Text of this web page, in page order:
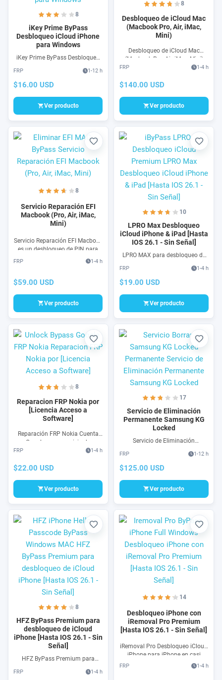
8
iKey Prime ByPass
Desbloqueo iCloud iPhone
para Windows
iKey Prime ByPass Desbloqueo
Windows. Unlock iPhone & iPad
con iKeyPrime Tools para
FRP 1-12 h
$16.00 USD
Ver producto
8
Desbloqueo de iCloud Mac
(Macbook Pro, Air, iMac,
Mini)
Desbloqueo de iCloud Mac
(Macbook Pro, Air, iMac, Mini)
con software para cuentas
pantalla Hello para Mac 100%
FRP 1-4 h
$140.00 USD
Ver producto
Favorito
8
Servicio Reparación EFI
Macbook (Pro, Air, iMac,
Mini)
Servicio Reparación EFI Macbook
es un desbloqueo de PIN para
Mac o Firmware Password
FRP 1-4 h
$59.00 USD
Ver producto
10
LPRO Max Desbloqueo
iCloud iPhone & iPad [Hasta
IOS 26.1 - Sin Señal]
LPRO MAX para desbloqueo de
IOS al día de hoy. Este servicio
desbloquea tu iCloud de iPhone
FRP 1-4 h
$19.00 USD
Ver producto
Favorito
8
Reparacion FRP Nokia por
[Licencia Acceso a
Software]
Reparación FRP Nokia Cuenta
Google es un servicio de
desbloqueo de cuenta Google
software, elimina la Google
FRP 1-4 h
$22.00 USD
Ver producto
17
Servicio de Eliminación
Permanente Samsung KG
Locked
Servicio de Eliminación
Locked es un metodo para
eliminar un tipo de bloqueo
FRP 1-12 h
$125.00 USD
Ver producto
Favorito
8
HFZ ByPass Premium para
desbloqueo de iCloud
iPhone [Hasta IOS 26.1 - Sin
Señal]
HFZ ByPass Premium para
pantalla Hello y bloqueo por
FRP 1-4 h
14
Desbloqueo iPhone con
iRemoval Pro Premium
[Hasta IOS 26.1 - Sin Señal]
iRemoval Pro Desbloqueo iCloud
iPhone para iPhone en casi
cualquier versión de IOS al día de
FRP 1-4 h